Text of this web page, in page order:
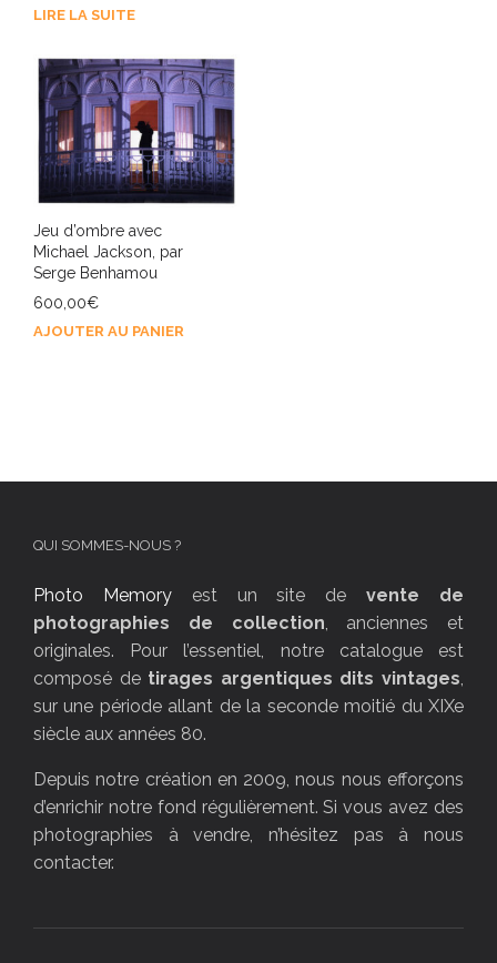
LIRE LA SUITE
Jeu d’ombre avec
Michael Jackson, par
Serge Benhamou
600,00€
AJOUTER AU PANIER
QUI SOMMES-NOUS ?
Photo Memoryest un site devente de
photographies de collection, anciennes et
originales. Pour l’essentiel, notre catalogue est
composé de tirages argentiques dits vintages,
sur une période allant de la seconde moitié du XIXe
siècle aux années 80.
Depuis notre création en 2009, nous nous efforçons
d’enrichir notre fond régulièrement. Si vous avez des
photographies à vendre, n’hésitez pas à nous
contacter.